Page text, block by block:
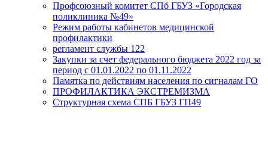
Профсоюзный комитет СПб ГБУЗ «Городская
поликлиника №49»
Режим работы кабинетов медицинской
профилактики
регламент службы 122
Закупки за счет федерального бюджета 2022 год за
период с 01.01.2022 по 01.11.2022
Памятка по действиям населения по сигналам ГО
ПРОФИЛАКТИКА ЭКСТРЕМИЗМА
Структурная схема СПБ ГБУЗ ГП49